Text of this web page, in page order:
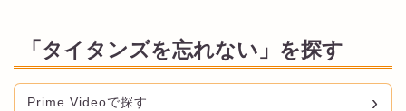
「タイタンズを忘れない」を探す
Prime Videoで探す